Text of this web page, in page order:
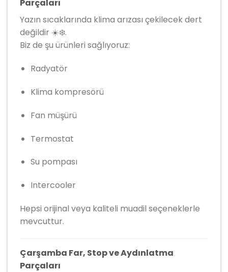
Parçaları
Yazın sıcaklarında klima arızası çekilecek dert
değildir ☀️❄️.
Biz de şu ürünleri sağlıyoruz:
Radyatör
Klima kompresörü
Fan müşürü
Termostat
Su pompası
Intercooler
Hepsi orijinal veya kaliteli muadil seçeneklerle
mevcuttur.
Çarşamba Far, Stop ve Aydınlatma
Parçaları